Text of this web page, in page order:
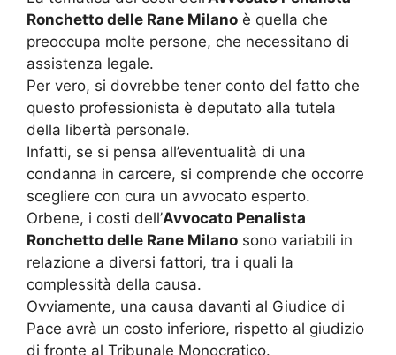
Ronchetto delle Rane Milano è quella che
preoccupa molte persone, che necessitano di
assistenza legale.
Per vero, si dovrebbe tener conto del fatto che
questo professionista è deputato alla tutela
della libertà personale.
Infatti, se si pensa all’eventualità di una
condanna in carcere, si comprende che occorre
scegliere con cura un avvocato esperto.
Orbene, i costi dell’Avvocato Penalista
Ronchetto delle Rane Milano sono variabili in
relazione a diversi fattori, tra i quali la
complessità della causa.
Ovviamente, una causa davanti al Giudice di
Pace avrà un costo inferiore, rispetto al giudizio
di fronte al Tribunale Monocratico.